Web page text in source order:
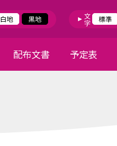
白地 黒地 文字 標準
配布文書 予定表